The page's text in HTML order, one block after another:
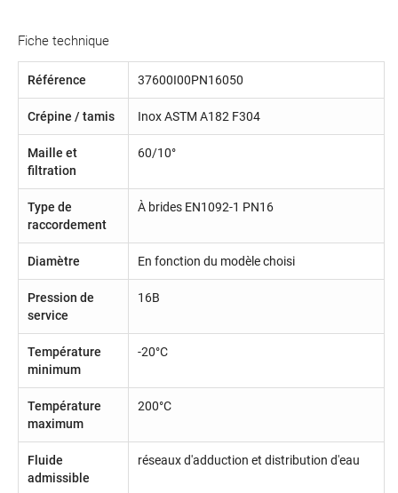
Fiche technique
Référence 37600I00PN16050
Crépine / tamis Inox ASTM A182 F304
Maille et
filtration
60/10°
Type de
raccordement
À brides EN1092-1 PN16
Diamètre En fonction du modèle choisi
Pression de
service
16B
Température
minimum
-20°C
Température
maximum
200°C
Fluide
admissible
réseaux d'adduction et distribution d'eau